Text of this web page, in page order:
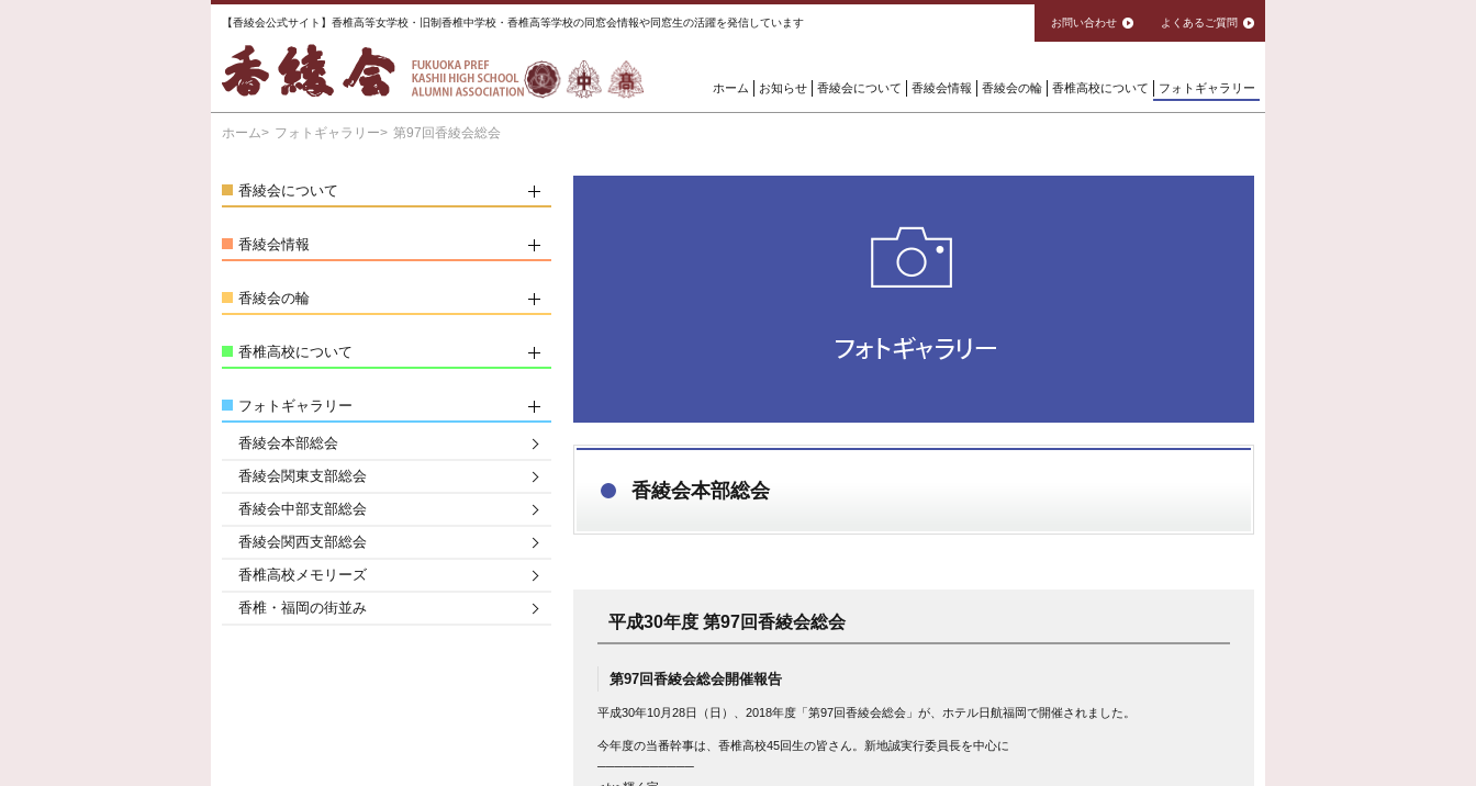
【香綾会公式サイト】香椎高等女学校・旧制香椎中学校・香椎高等学校の同窓会情報や同窓生の活躍を発信しています お問い合わせ よくあるご質問
ホーム お知らせ 香綾会について 香綾会情報 香綾会の輪 香椎高校について フォトギャラリー
ホーム フォトギャラリー 第97回香綾会総会
香綾会について
香綾会情報
香綾会の輪
香椎高校について
フォトギャラリー
香綾会本部総会
香綾会関東支部総会
香綾会中部支部総会
香綾会関西支部総会
香椎高校メモリーズ
香椎・福岡の街並み
香綾会本部総会
平成30年度 第97回香綾会総会
第97回香綾会総会開催報告
平成30年10月28日（日）、2018年度「第97回香綾会総会」が、ホテル日航福岡で開催されました。
今年度の当番幹事は、香椎高校45回生の皆さん。新地誠実行委員長を中心に
───────────